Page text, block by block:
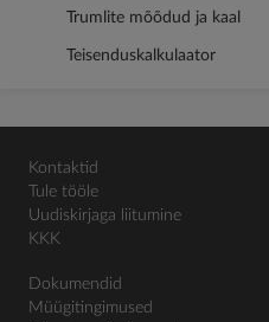
Trumlite mõõdud ja kaal
Teisenduskalkulaator
Kontaktid
Tule tööle
Uudiskirjaga liitumine
KKK
Dokumendid
Müügitingimused